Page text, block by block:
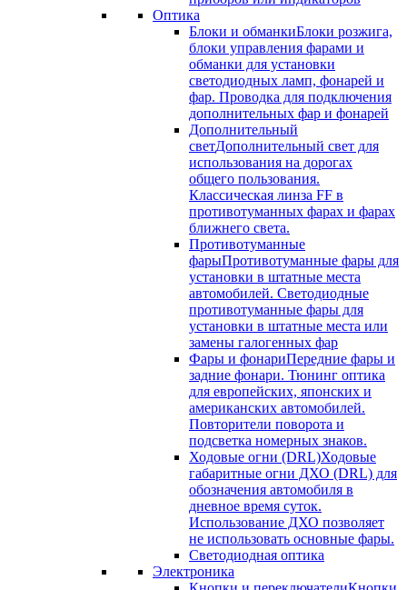
Оптика
Блоки и обманкиБлоки розжига,
блоки управления фарами и
обманки для установки
светодиодных ламп, фонарей и
фар. Проводка для подключения
дополнительных фар и фонарей
Дополнительный
светДополнительный свет для
использования на дорогах
общего пользования.
Классическая линза FF в
противотуманных фарах и фарах
ближнего света.
Противотуманные
фарыПротивотуманные фары для
установки в штатные места
автомобилей. Светодиодные
противотуманные фары для
установки в штатные места или
замены галогенных фар
Фары и фонариПередние фары и
задние фонари. Тюнинг оптика
для европейских, японских и
американских автомобилей.
Повторители поворота и
подсветка номерных знаков.
Ходовые огни (DRL)Ходовые
габаритные огни ДХО (DRL) для
обозначения автомобиля в
дневное время суток.
Использование ДХО позволяет
не использовать основные фары.
Светодиодная оптика
Электроника